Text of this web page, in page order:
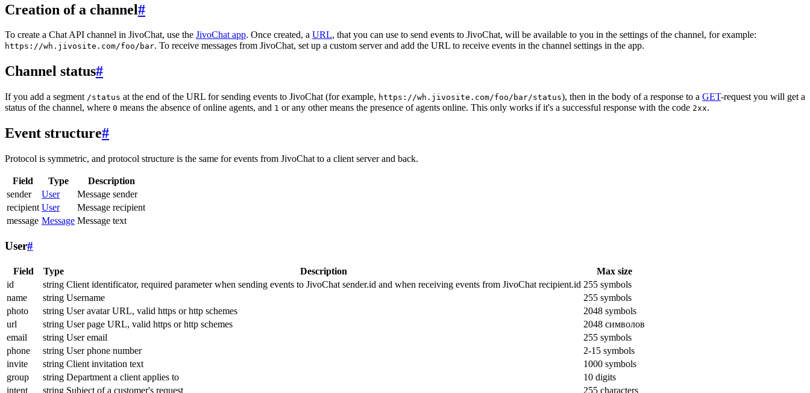
Creation of a channel#
To create a Chat API channel in JivoChat, use the JivoChat app. Once created, a URL, that you can use to send events to JivoChat, will be available to you in the settings of the channel, for example:
https://wh.jivosite.com/foo/bar. To receive messages from JivoChat, set up a custom server and add the URL to receive events in the channel settings in the app.
Channel status#
If you add a segment /status at the end of the URL for sending events to JivoChat (for example, https://wh.jivosite.com/foo/bar/status), then in the body of a response to a GET-request you will get a
status of the channel, where 0 means the absence of online agents, and 1 or any other means the presence of agents online. This only works if it's a successful response with the code 2xx.
Event structure#
Protocol is symmetric, and protocol structure is the same for events from JivoChat to a client server and back.
Field Type
Description
sender
User
Message sender
recipient User
Message recipient
message Message Message text
User#
Field Type Description
Max size
id
string Client identificator, required parameter when sending events to JivoChat sender.id and when receiving events from JivoChat recipient.id 255 symbols
name
string Username
255 symbols
photo
string User avatar URL, valid https or http schemes
2048 symbols
url
string User page URL, valid https or http schemes
2048 символов
email
string User email
255 symbols
phone
string User phone number
2-15 symbols
invite
string Client invitation text
1000 symbols
group
string Department a client applies to
10 digits
intent
string Subject of a customer's request 255 characters